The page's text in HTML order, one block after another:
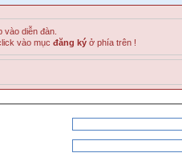
vào diễn đàn.
vào mục đăng ký ở phía trên !